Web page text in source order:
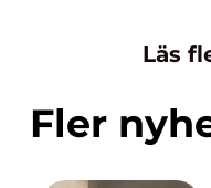
Läs
Fler